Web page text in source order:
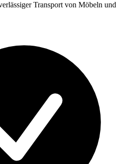
Transport von Möbeln und